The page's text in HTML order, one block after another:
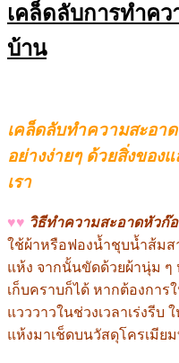
เคล็ดลับการทำค
บ้าน
เคล็ดลับทำความสะอา
อย่างง่ายๆ ด้วยสิ่งของ
เรา
♥♥ วิธีทำความสะอาดหัวก๊
ใช้ผ้าหรือฟองน้ำชุบน้ำส้ม
แห้ง จากนั้นขัดด้วยผ้านุ่ม ๆ
เก็บคราบก็ได้ หากต้องการ
แวววาวในช่วงเวลาเร่งรีบ
แห้งมาเช็ดบนวัสดุโครเมีย